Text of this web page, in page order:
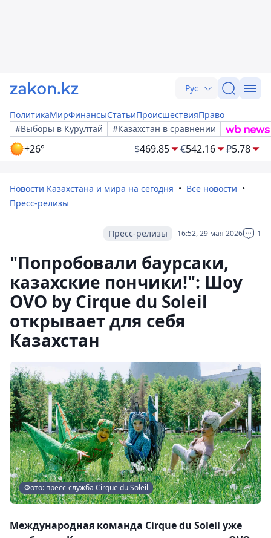
Рус
ПолитикаМирФинансыСтатьиПроисшествияПраво
#Выборы в Курултай
#Казахстан в сравнении
+26° $469.85 €542.16 ₽5.78
Новости Казахстана и мира на сегодня
Все новости
Пресс-релизы
16:52, 29 мая 2026 1
Пресс-релизы
"Попробовали баурсаки,
казахские пончики!": Шоу
OVO by Cirque du Soleil
открывает для себя
Казахстан
Фото: пресс-служба Cirque du Soleil
Международная команда Cirque du Soleil уже